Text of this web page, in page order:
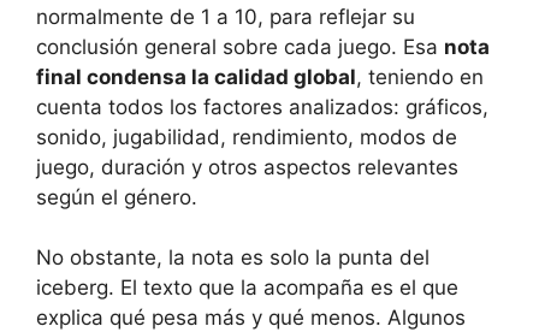
normalmente de 1 a 10, para reflejar su
conclusión general sobre cada juego. Esa nota
final condensa la calidad global, teniendo en
cuenta todos los factores analizados: gráficos,
sonido, jugabilidad, rendimiento, modos de
juego, duración y otros aspectos relevantes
según el género.
No obstante, la nota es solo la punta del
iceberg. El texto que la acompaña es el que
explica qué pesa más y qué menos. Algunos